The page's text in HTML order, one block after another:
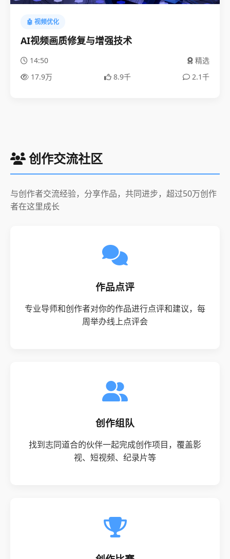
🤖 视频优化
AI视频画质修复与增强技术
14:50
精选
17.9万
8.9千 2.1千
创作交流社区
与创作者交流经验，分享作品，共同进步，超过50万创作
者在这里成长
作品点评
专业导师和创作者对你的作品进行点评和建议，每
周举办线上点评会
创作组队
找到志同道合的伙伴一起完成创作项目，覆盖影
视、短视频、纪录片等